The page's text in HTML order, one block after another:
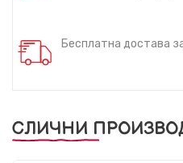
Бесплатна достава
СЛИЧНИ